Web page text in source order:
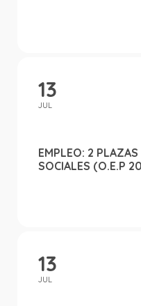
13
JUL
EMPLEO: 2
SOCIALES (O.E.P
13
JUL